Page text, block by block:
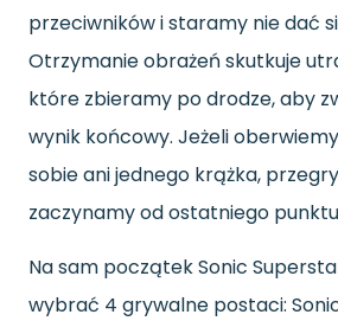
przeciwników i staramy nie dać
Otrzymanie obrażeń skutkuje
które zbieramy po drodze, aby
wynik końcowy. Jeżeli oberwiemy
sobie ani jednego krążka,
zaczynamy od ostatniego
Na sam początek Sonic
wybrać 4 grywalne postaci: